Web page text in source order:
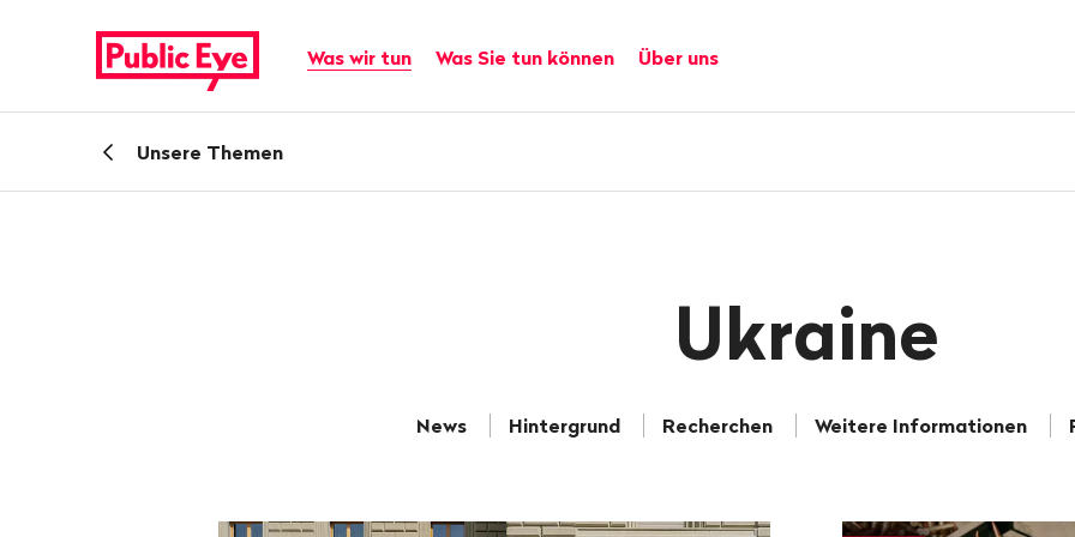
publiceye.ch
Hauptnavigation
Was wir tun Was Sie tun können Über uns
ZurückUnsere Themen
Ukraine
News Hintergrund Recherchen Weitere Informationen